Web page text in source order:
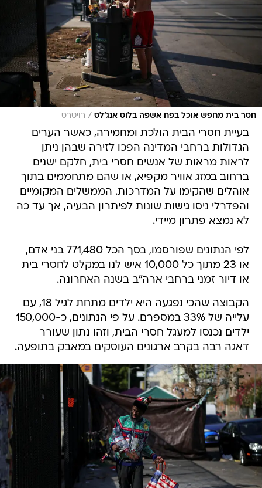
חסר בית מחפש אוכל בפח אשפה בלוס אנג'לס / רויטרס
בעיית חסרי הבית הולכת ומחמירה, כאשר הערים
הגדולות ברחבי המדינה הפכו לזירה שבהן ניתן
לראות מראות של אנשים חסרי בית, חלקם ישנים
ברחוב במזג אוויר מקפיא, או שהם מתחממים בתוך
אוהלים שהקימו על המדרכות. הממשלים המקומיים
והפדרלי ניסו גישות שונות לפיתרון הבעיה, אך עד כה
לא נמצא פתרון מיידי.
לפי הנתונים שפורסמו, בסך הכל 771,480 בני אדם,
או 23 מתוך כל 10,000 איש לנו במקלט לחסרי בית
או דיור זמני ברחבי ארה"ב בשנה האחרונה.
הקבוצה שהכי נפגעה היא ילדים מתחת לגיל 18, עם
עלייה של 33% במספרם. על פי הנתונים, כ-150,000
ילדים נכנסו למעגל חסרי הבית, וזהו נתון שעורר
דאגה רבה בקרב ארגונים העוסקים במאבק בתופעה.